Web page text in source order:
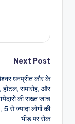
Next Post
धनप्रीत कौर के
होटल, समारोह, और
की सख्त जांच
5 से ज्यादा लोगों की
भीड़ पर रोक